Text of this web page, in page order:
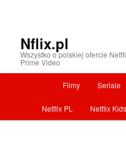
Nflix.pl
Wszystko o polskiej ofercie
Prime Video
Menu główne
Przeskocz do tekstuSeriale
Filmy
Netflix Kids
Netflix PL